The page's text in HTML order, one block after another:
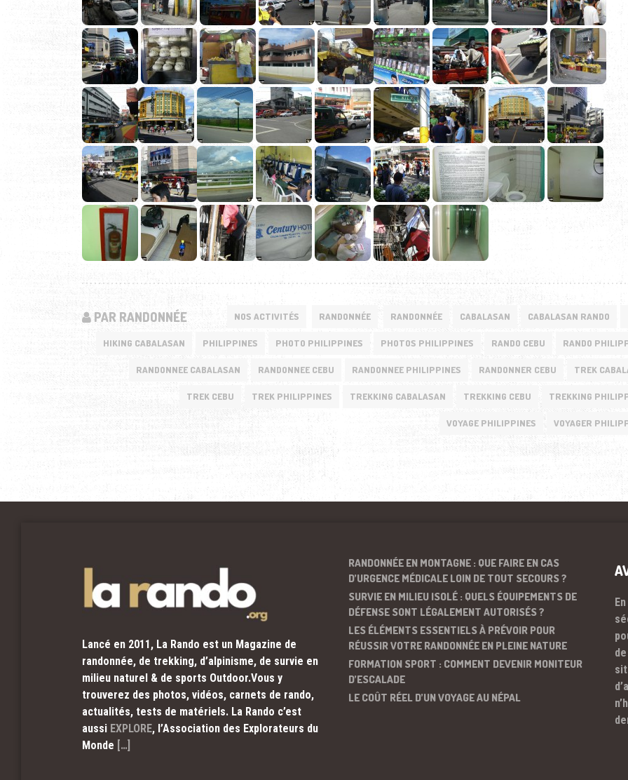
PAR RANDONNÉE NOS ACTIVITÉS RANDONNÉE RANDONNÉE CABALASAN CABALASAN RANDO
HIKING CABALASAN PHILIPPINES PHOTO PHILIPPINES PHOTOS PHILIPPINES RANDO CEBU RANDO
RANDONNEE CABALASAN RANDONNEE CEBU RANDONNEE PHILIPPINES RANDONNER CEBU TREK
TREK CEBU TREK PHILIPPINES TREKKING CABALASAN TREKKING CEBU TREKKING
VOYAGE PHILIPPINES VOYAGER
Lancé en 2011, La Rando est un Magazine de
randonnée, de trekking, d’alpinisme, de survie en
milieu naturel & de sports Outdoor.Vous y
trouverez des photos, vidéos, carnets de rando,
actualités, tests de matériels. La Rando c’est
aussi EXPLORE, l’Association des Explorateurs du
Monde […]
RANDONNÉE EN MONTAGNE : QUE FAIRE EN CAS
D’URGENCE MÉDICALE LOIN DE TOUT SECOURS ?
SURVIE EN MILIEU ISOLÉ : QUELS ÉQUIPEMENTS DE
DÉFENSE SONT LÉGALEMENT AUTORISÉS ?
LES ÉLÉMENTS ESSENTIELS À PRÉVOIR POUR
RÉUSSIR VOTRE RANDONNÉE EN PLEINE NATURE
FORMATION SPORT : COMMENT DEVENIR MONITEUR
D’ESCALADE
LE COÛT RÉEL D’UN VOYAGE AU NÉPAL